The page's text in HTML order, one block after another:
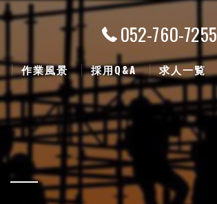
052-760-7255
作業風景 採用Q&A 求人一覧